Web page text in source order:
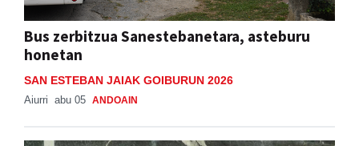
Bus zerbitzua Sanestebanetara, asteburu
honetan
SAN ESTEBAN JAIAK GOIBURUN 2026
Aiurri abu 05 ANDOAIN